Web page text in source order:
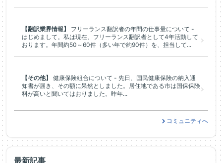
最新記事
【翻訳業界情報】
フリーランス翻訳者の年間の仕事量について -
はじめまして。私は現在、フリーランス翻訳者として4年活動して
おります。年間約50～60件（多い年で約90件）を、担当して...
【その他】
健康保険組合について - 先日、国民健康保険の納入通
知書が届き、その額に呆然としました。居住地である市は国保保険
料が高いと聞いてはおりました。昨年...
コミュニティへ